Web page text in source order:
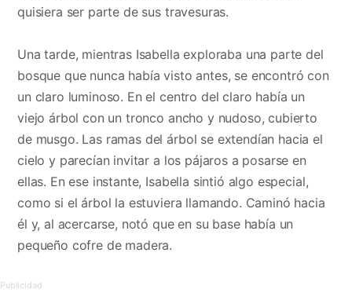
quisiera ser parte de sus travesuras.
Una tarde, mientras Isabella exploraba una parte del
bosque que nunca había visto antes, se encontró con
un claro luminoso. En el centro del claro había un
viejo árbol con un tronco ancho y nudoso, cubierto
de musgo. Las ramas del árbol se extendían hacia el
cielo y parecían invitar a los pájaros a posarse en
ellas. En ese instante, Isabella sintió algo especial,
como si el árbol la estuviera llamando. Caminó hacia
él y, al acercarse, notó que en su base había un
pequeño cofre de madera.